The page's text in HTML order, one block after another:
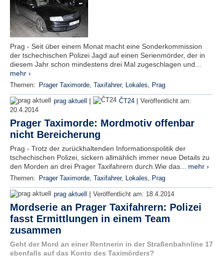
Prag - Seit über einem Monat macht eine Sonderkommission
der tschechischen Polizei Jagd auf einen Serienmörder, der in
diesem Jahr schon mindestens drei Mal zugeschlagen und...
mehr ›
Themen: Prager Taximorde, Taxifahrer, Lokales, Prag
prag aktuell | ČT24 | Veröffentlicht am:
20.4.2014
Prager Taximorde: Mordmotiv offenbar
nicht Bereicherung
Prag - Trotz der zurückhaltenden Informationspolitik der
tschechischen Polizei, sickern allmählich immer neue Details zu
den Morden an drei Prager Taxifahrern durch.Wie das... mehr ›
Themen: Prager Taximorde, Taxifahrer, Lokales, Prag
prag aktuell | Veröffentlicht am: 18.4.2014
Mordserie an Prager Taxifahrern: Polizei
fasst Ermittlungen in einem Team
zusammen
Geht der Mord an einer Rentnerin in der Straßenbahnline 17
ebenfalls auf das Konto des Taximörders?